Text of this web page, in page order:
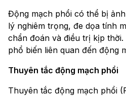
Động mạch phổi có thể bị
lý nghiêm trọng, đe dọa tính
chẩn đoán và điều trị kịp
phổ biến liên quan đến động
Thuyên tắc động mạch phổi
Thuyên tắc động mạch phổi